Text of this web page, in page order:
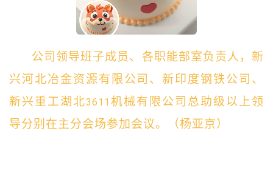
公司领导班子成员、各职能部室负责人，新
兴河北冶金资源有限公司、新印度钢铁公司、
新兴重工湖北3611 机械有限公司总助级以上领
导分别在主分会场参加会议。（杨亚京）